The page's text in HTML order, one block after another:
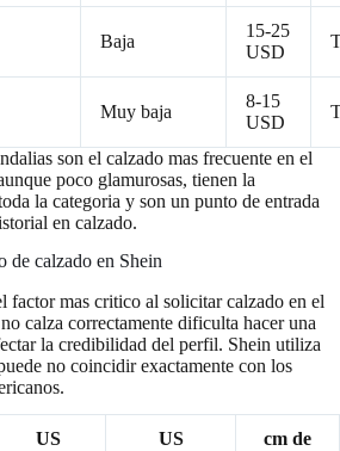
Baja
15-25
USD
Muy baja
8-15
USD
son el calzado mas frecuente en el
poco glamurosas, tienen la
la categoria y son un punto de entrada
en calzado.
de calzado en Shein
factor mas critico al solicitar calzado en el
calza correctamente dificulta hacer una
la credibilidad del perfil. Shein utiliza
no coincidir exactamente con los
US
US
cm de